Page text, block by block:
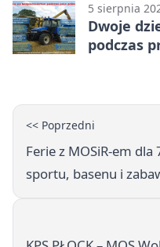
5 sierpnia
Dwoje
podczas
<< Poprzedni
Ferie z MOSiR-em
sportu, basenu i